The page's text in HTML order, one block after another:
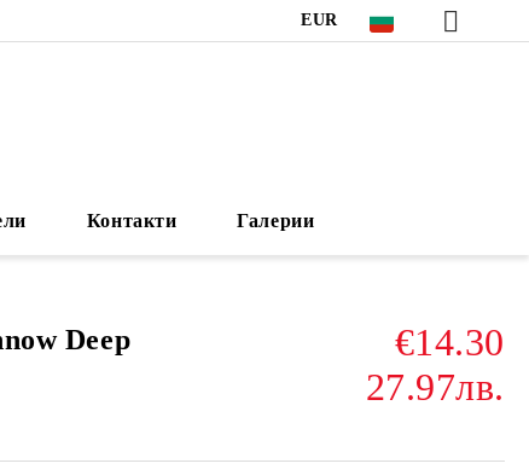
EUR
Контакти Галерии
Deep
€14.30
27.97лв.